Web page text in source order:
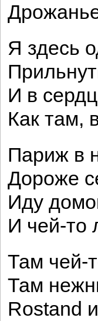
Я здесь
И в
Как там,
Париж в
Дороже
Иду
И чей-то
Там чей-
Там
Rostand